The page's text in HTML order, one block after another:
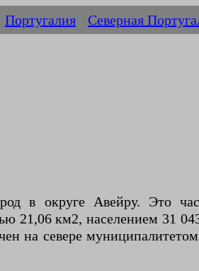
Португалия Северная
в округе Авейру. Это
21,06 км2, населением 31
на севере